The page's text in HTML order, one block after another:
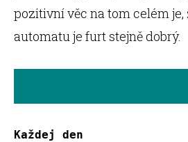
pozitivní věc na tom celém je,
automatu je furt stejně dobrý.
Každej den